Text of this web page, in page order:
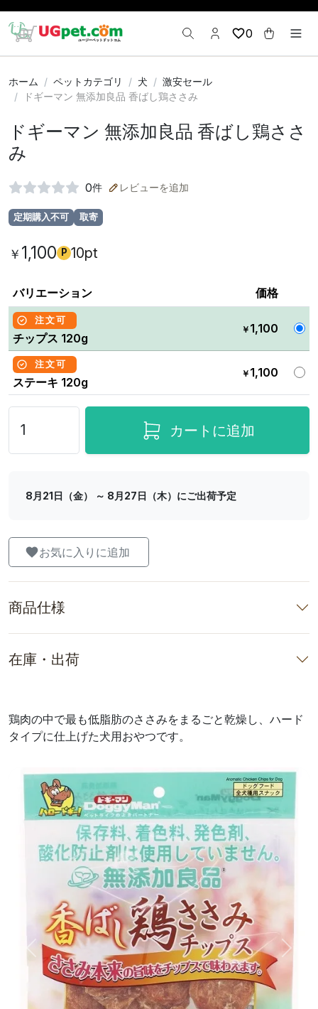
0
ホーム ペットカテゴリ 犬
激安セール
ドギーマン 無添加良品 香ばし鶏ささみ
ドギーマン 無添加良品 香ばし鶏ささ
み
0件 レビューを追加
定期購入不可 取寄
￥ 1,100 P 10pt
バリエーション 価格
注文可
チップス 120g
￥ 1,100
注文可
ステーキ 120g
￥ 1,100
カートに追加
8月21日（金） ～ 8月27日（木）にご出荷予定
お気に入りに追加
商品仕様
在庫・出荷
鶏肉の中で最も低脂肪のささみをまるごと乾燥し、ハード
タイプに仕上げた犬用おやつです。
前へ 次へ